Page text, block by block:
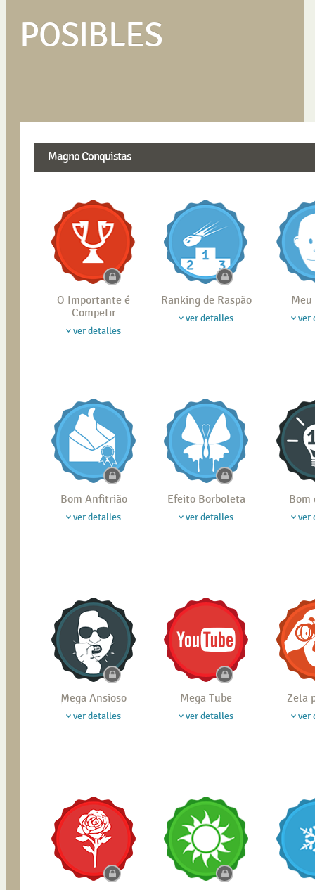
POSIBLES
Magno Conquistas
O Importante é
Competir
ver detalles
Ranking de Raspão
ver detalles ver
Bom Anfitrião
ver detalles
Efeito Borboleta
ver detalles
Bom
ver
Mega Ansioso
ver detalles
Mega Tube
ver detalles
Zela
ver